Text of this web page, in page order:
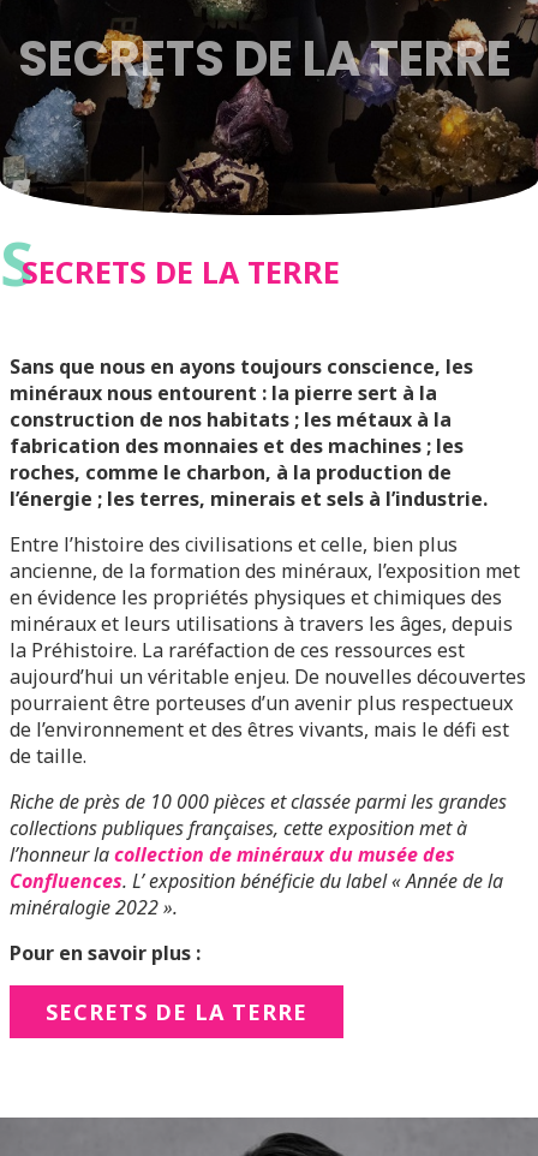
SECRETS DE LA TERRE
SSECRETS DE LA TERRE
Sans que nous en ayons toujours conscience, les
minéraux nous entourent : la pierre sert à la
construction de nos habitats ; les métaux à la
fabrication des monnaies et des machines ; les
roches, comme le charbon, à la production de
l’énergie ; les terres, minerais et sels à l’industrie.
Entre l’histoire des civilisations et celle, bien plus
ancienne, de la formation des minéraux, l’exposition met
en évidence les propriétés physiques et chimiques des
minéraux et leurs utilisations à travers les âges, depuis
la Préhistoire. La raréfaction de ces ressources est
aujourd’hui un véritable enjeu. De nouvelles découvertes
pourraient être porteuses d’un avenir plus respectueux
de l’environnement et des êtres vivants, mais le défi est
de taille.
Riche de près de 10 000 pièces et classée parmi les grandes
collections publiques françaises, cette exposition met à
l’honneur lacollection de minéraux du musée des
Confluences. L’exposition bénéficie du label « Année de la
minéralogie 2022 ».
Pour en savoir plus :
SECRETS DE LA TERRE